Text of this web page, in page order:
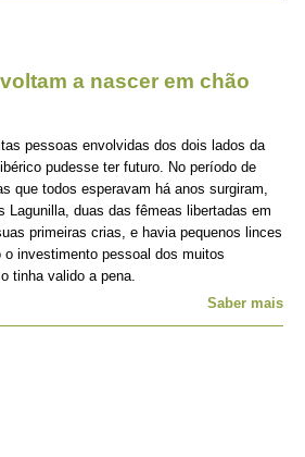
a nascer em chão
pessoas envolvidas dos dois lados da
pudesse ter futuro. No período de
que todos esperavam há anos surgiram,
Lagunilla, duas das fêmeas libertadas em
primeiras crias, e havia pequenos linces
o investimento pessoal dos muitos
tinha valido a pena.
Saber mais